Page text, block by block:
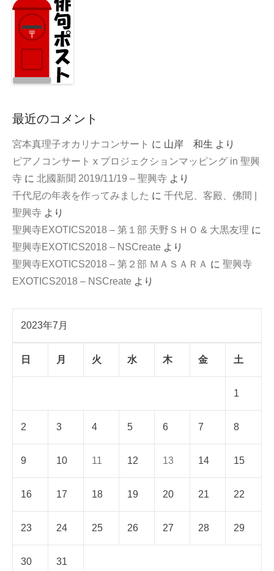
最近のコメント
宮本真理子オカリナコンサート に 山岸 和生 より
ピアノコンサート x プロジェクションマッピング in 聖興
寺 に 北國新聞 2019/11/19 – 聖興寺 より
千代尼の年表を作ってみました に 千代尼、客殿、佛間 |
聖興寺 より
聖興寺EXOTICS2018 – 第１部 天野ＳＨＯ & 大黒友理 に
聖興寺EXOTICS2018 – NSCreate より
聖興寺EXOTICS2018 – 第２部 ＭＡＳＡＲＡ に 聖興寺
EXOTICS2018 – NSCreate より
2023年7月
日 月 火 水 木 金 土
1
2 3 4 5 6 7 8
9 10 11 12 13 14 15
16 17 18 19 20 21 22
23 24 25 26 27 28 29
30 31